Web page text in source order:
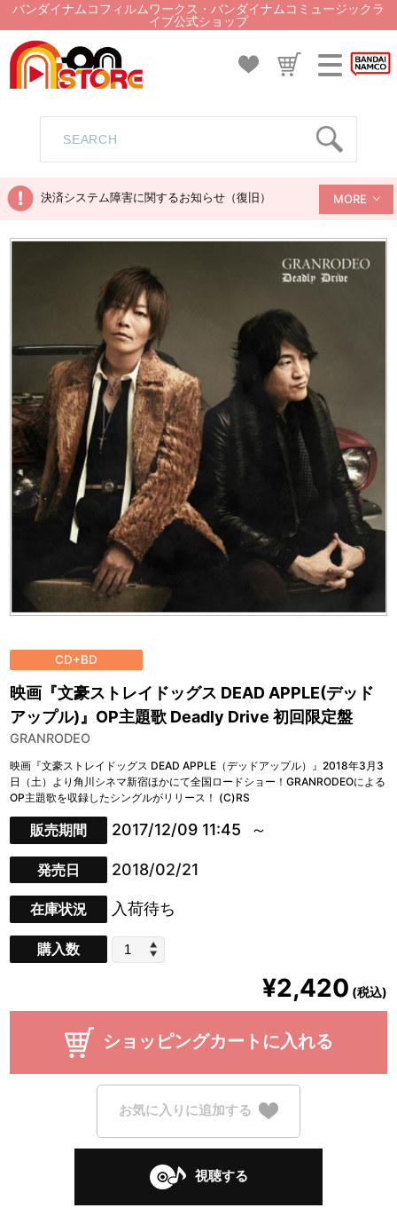
バンダイナムコフィルムワークス・バンダイナムコミュージックラ
イブ公式ショップ
決済システム障害に関するお知らせ（復旧） MORE
CD+BD
映画『文豪ストレイドッグス DEAD APPLE(デッド
アップル)』OP主題歌 Deadly Drive 初回限定盤
GRANRODEO
映画『文豪ストレイドッグス DEAD APPLE（デッドアップル）』2018年3月3
日（土）より角川シネマ新宿ほかにて全国ロードショー！GRANRODEOによる
OP主題歌を収録したシングルがリリース！ (C)RS
販売期間 2017/12/09 11:45
発売日 2018/02/21
在庫状況 入荷待ち
購入数
¥2,420 (税込)
ショッピングカートに入れる
お気に入りに追加する
視聴する